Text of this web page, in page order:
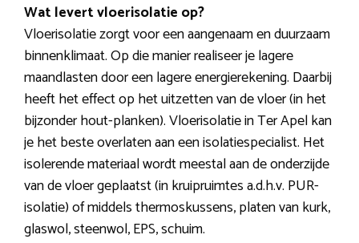
Wat levert vloerisolatie op?
Vloerisolatie zorgt voor een aangenaam en duurzaam
binnenklimaat. Op die manier realiseer je lagere
maandlasten door een lagere energierekening. Daarbij
heeft het effect op het uitzetten van de vloer (in het
bijzonder hout-planken). Vloerisolatie in Ter Apel kan
je het beste overlaten aan een isolatiespecialist. Het
isolerende materiaal wordt meestal aan de onderzijde
van de vloer geplaatst (in kruipruimtes a.d.h.v. PUR-
isolatie) of middels thermoskussens, platen van kurk,
glaswol, steenwol, EPS, schuim.